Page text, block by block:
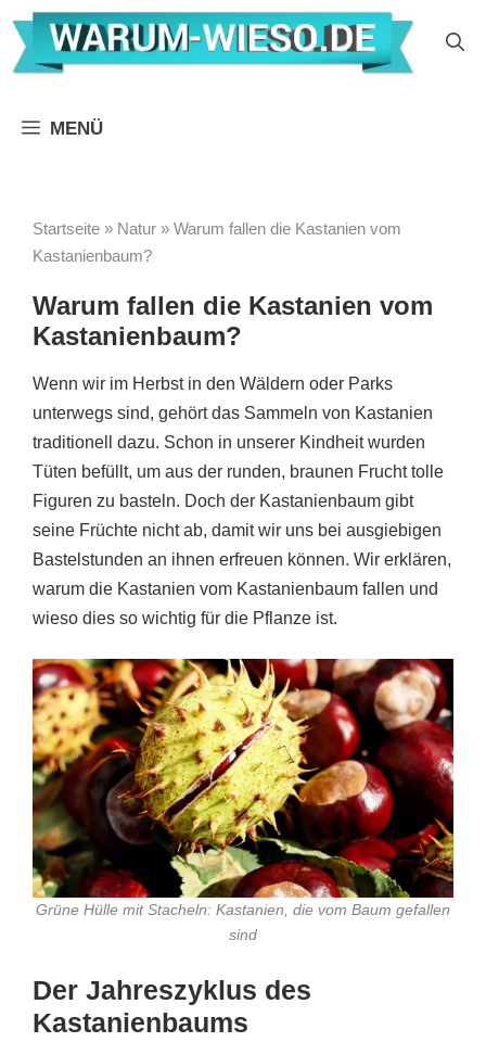
Zum
Inhalt
springen
MENÜ
Startseite » Natur » Warum fallen die Kastanien vom
Kastanienbaum?
Warum fallen die Kastanien vom
Kastanienbaum?
Wenn wir im Herbst in den Wäldern oder Parks
unterwegs sind, gehört das Sammeln von Kastanien
traditionell dazu. Schon in unserer Kindheit wurden
Tüten befüllt, um aus der runden, braunen Frucht tolle
Figuren zu basteln. Doch der Kastanienbaum gibt
seine Früchte nicht ab, damit wir uns bei ausgiebigen
Bastelstunden an ihnen erfreuen können. Wir erklären,
warum die Kastanien vom Kastanienbaum fallen und
wieso dies so wichtig für die Pflanze ist.
Grüne Hülle mit Stacheln: Kastanien, die vom Baum gefallen
sind
Der Jahreszyklus des
Kastanienbaums